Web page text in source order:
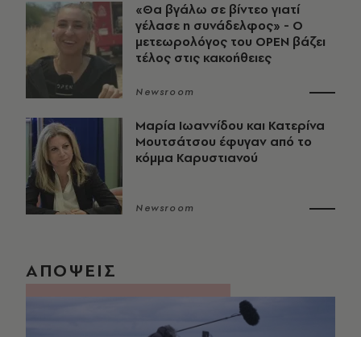
«Θα βγάλω σε βίντεο γιατί
γέλασε η συνάδελφος» - Ο
μετεωρολόγος του OPEN βάζει
τέλος στις κακοήθειες
Newsroom
Μαρία Ιωαννίδου και Κατερίνα
Μουτσάτσου έφυγαν από το
κόμμα Καρυστιανού
Newsroom
ΑΠΟΨΕΙΣ